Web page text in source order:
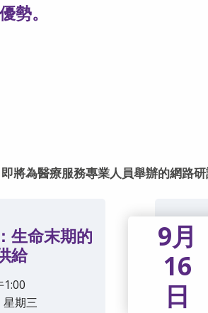
勢。
即將為醫療服務專業人員舉辦的網路
生命末期的
給
1:00
期三
9月
16
日